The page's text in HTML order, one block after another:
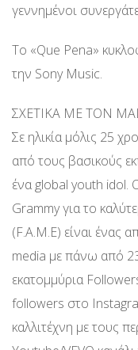
γεννημένοι
Το «Que Pena»
την Sony Music.
ΣΧΕΤΙΚΑ ΜΕ ΤΟΝ
Σε ηλικία μόλις 25
από τους βασικούς
ένα global youth idol.
Grammy για το
(F.A.M.E) είναι ένας
media με πάνω από
εκατομμύρια
followers στο
καλλιτέχνη με τους